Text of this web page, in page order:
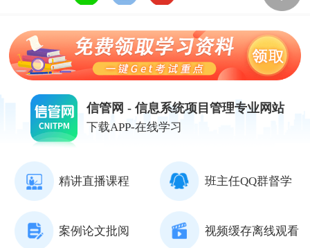
信管网 - 信息系统项目管理专业网站
下载APP-在线学习
精讲直播课程 班主任QQ群督学
案例论文批阅 视频缓存离线观看